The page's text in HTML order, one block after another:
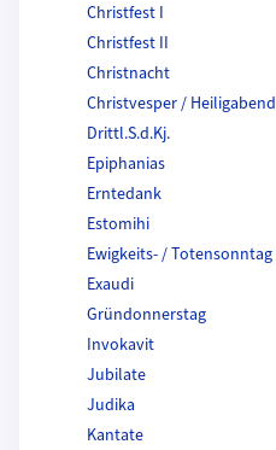
Christfest I
Christfest II
Christnacht
Christvesper / Heiligabend
Drittl.S.d.Kj.
Epiphanias
Erntedank
Estomihi
Ewigkeits- / Totensonntag
Exaudi
Gründonnerstag
Invokavit
Jubilate
Judika
Kantate